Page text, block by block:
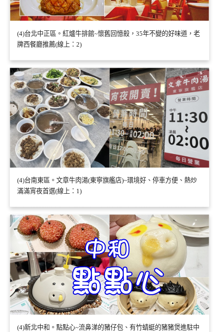
(4)台北中正區。紅爐牛排館~懷舊回憶殺，35年不變的好味道，老
牌西餐廳推薦(線上：2)
(4)台南東區。文章牛肉湯(東寧旗艦店)~環境好、停車方便、熱炒
滿滿宵夜首選(線上：1)
(4)新北中和。點點心~流鼻涕的豬仔包、有竹蜻蜓的豬豬煲進駐中